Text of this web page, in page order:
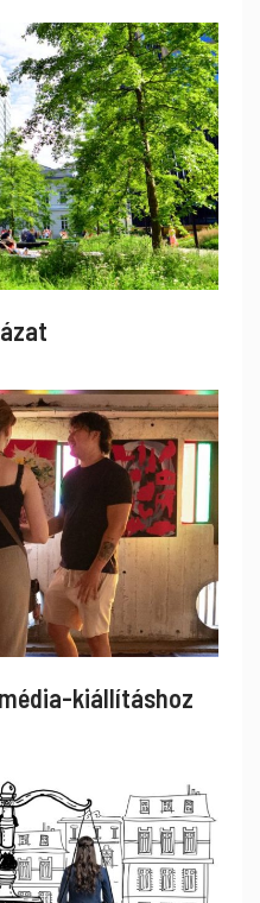
kiállításhoz